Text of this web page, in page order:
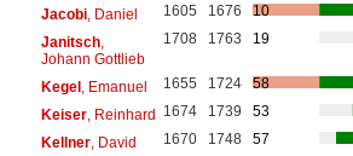
Jacobi, Daniel 1605 1676
10
Janitsch,
Johann Gottlieb
1708 1763 19
Kegel, Emanuel 1655 1724
58
Keiser, Reinhard 1674 1739
53
Kellner, David 1670 1748
57